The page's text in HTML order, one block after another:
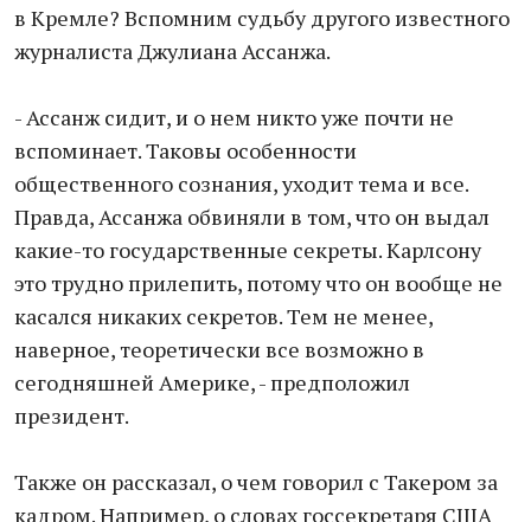
в Кремле? Вспомним судьбу другого известного
журналиста Джулиана Ассанжа.
- Ассанж сидит, и о нем никто уже почти не
вспоминает. Таковы особенности
общественного сознания, уходит тема и все.
Правда, Ассанжа обвиняли в том, что он выдал
какие-то государственные секреты. Карлсону
это трудно прилепить, потому что он вообще не
касался никаких секретов. Тем не менее,
наверное, теоретически все возможно в
сегодняшней Америке, - предположил
президент.
Также он рассказал, о чем говорил с Такером за
кадром. Например, о словах госсекретаря США